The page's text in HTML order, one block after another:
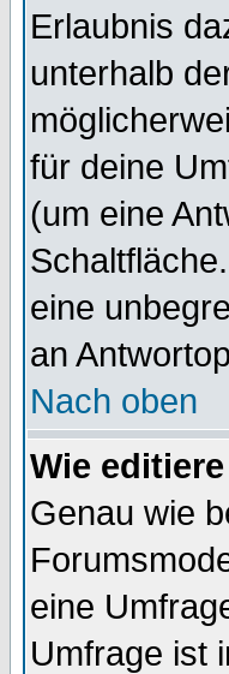
Erlaubnis
unterhalb
für deine
(um eine
eine
an
Nach oben
Wie
Genau wie
eine
Umfrage ist